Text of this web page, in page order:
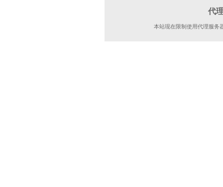
代
本站现在限制使用代理服务